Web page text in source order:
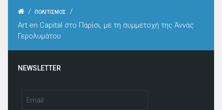
/ ΠΟΛΙΤΙΣΜΟΣ
/
Art en Capital στο Παρίσι, με τη συμμετοχή της Άννας
Γερολυμάτου
NEWSLETTER